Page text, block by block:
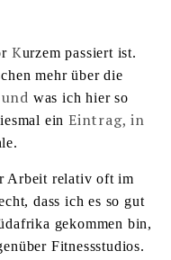
Kurzem passiert ist.
mehr über die
was ich hier so
ein Eintrag, in
Arbeit relativ oft im
dass ich es so gut
gekommen bin,
Fitnessstudios.